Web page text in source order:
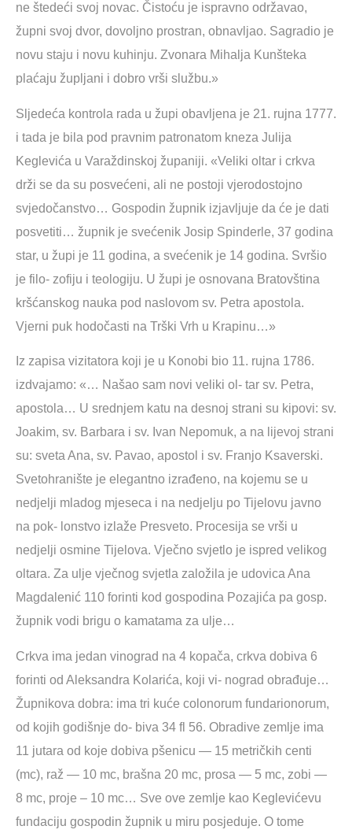
ne štedeći svoj novac. Čistoću je ispravno održavao,
župni svoj dvor, dovoljno prostran, obnavljao. Sagradio je
novu staju i novu kuhinju. Zvonara Mihalja Kunšteka
plaćaju župljani i dobro vrši službu.»
Sljedeća kontrola rada u župi obavljena je 21. rujna 1777.
i tada je bila pod pravnim patronatom kneza Julija
Keglevića u Varaždinskoj županiji. «Veliki oltar i crkva
drži se da su posvećeni, ali ne postoji vjerodostojno
svjedočanstvo… Gospodin župnik izjavljuje da će je dati
posvetiti… župnik je svećenik Josip Spinderle, 37 godina
star, u župi je 11 godina, a svećenik je 14 godina. Svršio
je filo- zofiju i teologiju. U župi je osnovana Bratovština
kršćanskog nauka pod naslovom sv. Petra apostola.
Vjerni puk hodočasti na Trški Vrh u Krapinu…»
Iz zapisa vizitatora koji je u Konobi bio 11. rujna 1786.
izdvajamo: «… Našao sam novi veliki ol- tar sv. Petra,
apostola… U srednjem katu na desnoj strani su kipovi: sv.
Joakim, sv. Barbara i sv. Ivan Nepomuk, a na lijevoj strani
su: sveta Ana, sv. Pavao, apostol i sv. Franjo Ksaverski.
Svetohranište je elegantno izrađeno, na kojemu se u
nedjelji mladog mjeseca i na nedjelju po Tijelovu javno
na pok- lonstvo izlaže Presveto. Procesija se vrši u
nedjelji osmine Tijelova. Vječno svjetlo je ispred velikog
oltara. Za ulje vječnog svjetla založila je udovica Ana
Magdalenić 110 forinti kod gospodina Pozajića pa gosp.
župnik vodi brigu o kamatama za ulje…
Crkva ima jedan vinograd na 4 kopača, crkva dobiva 6
forinti od Aleksandra Kolarića, koji vi- nograd obrađuje…
Župnikova dobra: ima tri kuće colonorum fundarionorum,
od kojih godišnje do- biva 34 fl 56. Obradive zemlje ima
11 jutara od koje dobiva pšenicu — 15 metričkih centi
(mc), raž — 10 mc, brašna 20 mc, prosa — 5 mc, zobi —
8 mc, proje – 10 mc… Sve ove zemlje kao Keglevićevu
fundaciju gospodin župnik u miru posjeduje. O tome